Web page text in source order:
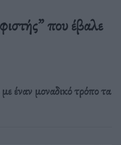
που έβαλε
έναν μοναδικό τρόπο τα